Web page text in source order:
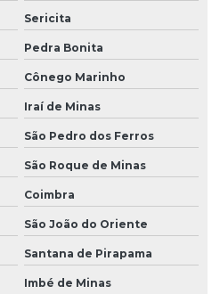
Sericita
Pedra Bonita
Cônego Marinho
Iraí de Minas
São Pedro dos Ferros
São Roque de Minas
Coimbra
São João do Oriente
Santana de Pirapama
Imbé de Minas